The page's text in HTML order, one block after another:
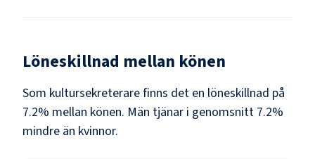
Löneskillnad mellan könen
Som kultursekreterarefinns det en löneskillnad på
7.2% mellan könen. Män tjänar i genomsnitt 7.2%
mindre än kvinnor.